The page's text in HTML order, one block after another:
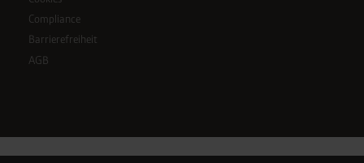
Compliance
Barrierefreiheit
AGB